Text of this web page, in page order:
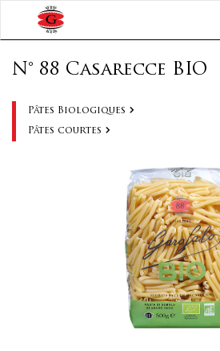
N° 88 Casarecce BIO
Pâtes Biologiques
Pâtes courtes